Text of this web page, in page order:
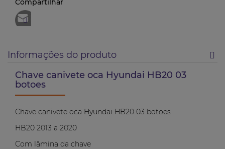
Compartilhar
Informações do produto
Chave canivete oca Hyundai HB20 03
botoes
Chave canivete oca Hyundai HB20 03 botoes
HB20 2013 a 2020
Com lâmina da chave